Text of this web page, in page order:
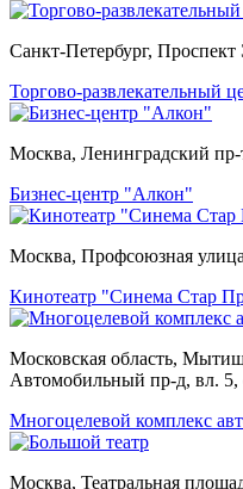
Санкт-Петербург, Проспект
Торгово-развлекательный
Москва, Ленинградский пр-
Бизнес-центр "Алкон"
Москва, Профсоюзная
Кинотеатр "Синема Стар
Московская область,
Автомобильный пр-д, вл. 5,
Многоцелевой комплекс
Москва, Театральная